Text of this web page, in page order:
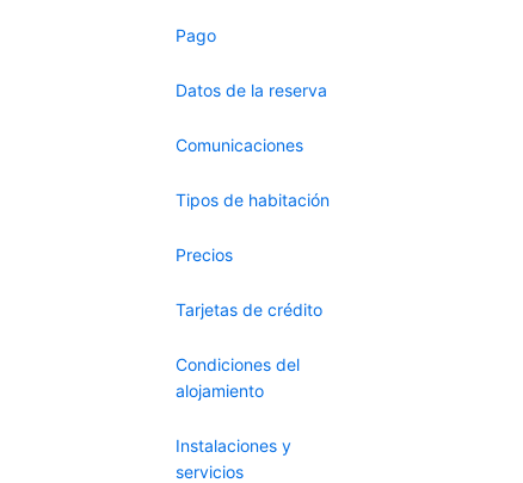
Pago
Datos de la reserva
Comunicaciones
Tipos de habitación
Precios
Tarjetas de crédito
Condiciones del
alojamiento
Instalaciones y
servicios